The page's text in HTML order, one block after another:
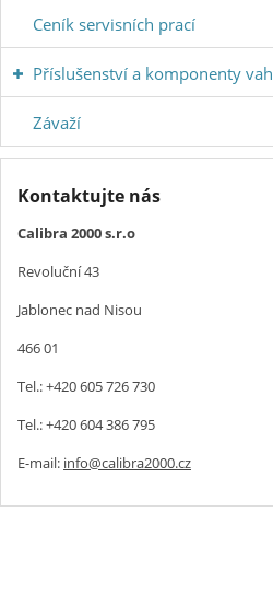
Ceník servisních prací
Příslušenství a komponenty vah
Závaží
Kontaktujte nás
Calibra 2000 s.r.o
Revoluční 43
Jablonec nad Nisou
466 01
Tel.: +420 605 726 730
Tel.: +420 604 386 795
E-mail: info@calibra2000.cz